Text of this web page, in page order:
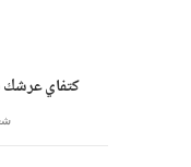
كتفاي عرشك